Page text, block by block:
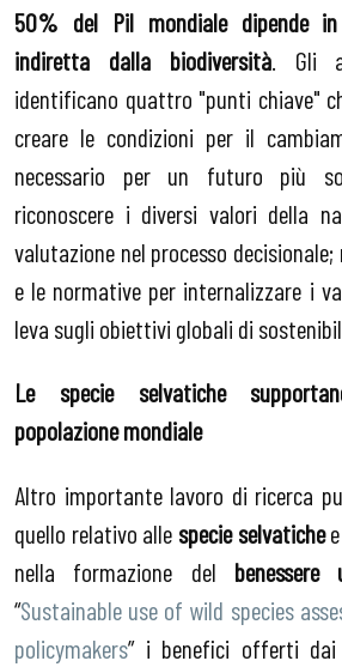
50% del Pil mondiale dipende
indiretta dalla biodiversità. Gli
identificano quattro "punti chiave"
creare le condizioni per il
necessario per un futuro più
riconoscere i diversi valori della
valutazione nel processo
e le normative per internalizzare i
leva sugli obiettivi globali di
Le specie selvatiche
popolazione mondiale
Altro importante lavoro di ricerca
quello relativo alle specie selvatichee
nella formazione del benessere
“Sustainable use of wild species
policymakers” i benefici offerti dai